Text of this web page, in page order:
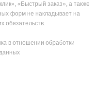
«Быстрый заказ», а также
форм не накладывает на
обязательств.
в отношении обработки